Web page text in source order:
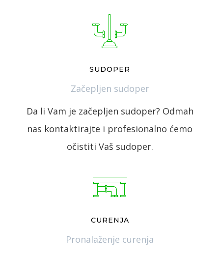
SUDOPER
Začepljen sudoper
Da li Vam je začepljen sudoper? Odmah
nas kontaktirajte i profesionalno ćemo
očistiti Vaš sudoper.
CURENJA
Pronalaženje curenja